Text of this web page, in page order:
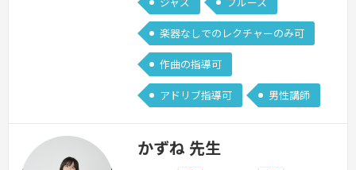
ース…続きを見る »
楽器なしでのレクチャーのみ可
作曲の指導可
アドリブ指導可 男性講師
かずね 先生